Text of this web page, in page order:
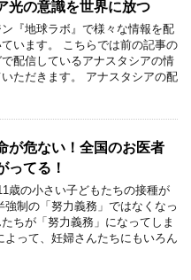
光の意識を世界に放つ
『地球ラボ』で様々な情報を配
います。 こちらでは前の記事の
配信しているアナスタシアの情
ただきます。 アナスタシアの配
が危ない！全国のお医者
ってる！
歳の小さい子どもたちの接種が
強制の「努力義務」ではなくなっ
ちが「努力義務」になってしま
よって、妊婦さんたちにもいろん